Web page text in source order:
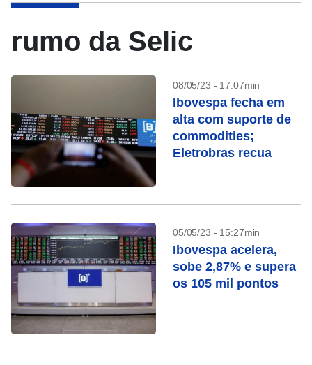
rumo da Selic
08/05/23 - 17:07min
Ibovespa fecha em
alta com suporte de
commodities;
Eletrobras recua
05/05/23 - 15:27min
Ibovespa acelera,
sobe 2,87% e supera
os 105 mil pontos